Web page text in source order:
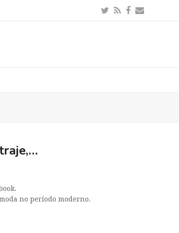
Twitter
RSSFacebook
Email
no período moderno.